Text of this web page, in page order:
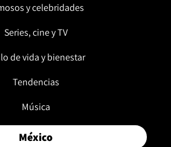
y celebridades
Series, cine y TV
de vida y bienestar
Tendencias
Música
México